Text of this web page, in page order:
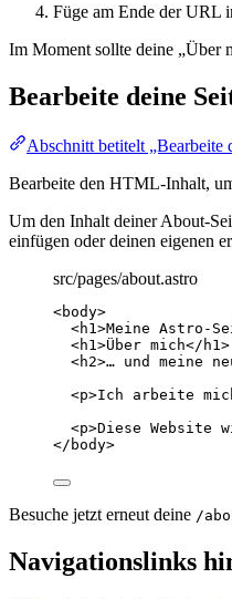
Füge am Ende der URL
Im Moment sollte deine „Über
Bearbeite deine
Abschnitt betitelt „Bearbeite
Bearbeite den HTML-Inhalt,
Um den Inhalt deiner About-
einfügen oder deinen eigenen
src/pages/about.astro
<body>
<h1 >Meine Astro-
<h1 >Über mich</ h1 >
<h2>… und meine
<p>Ich arbeite
<p>Diese Website
</ body>
Besuche jetzt erneut deine /
Navigationslinks